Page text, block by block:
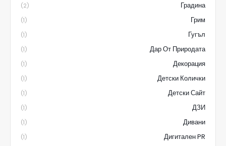
Градина
(2)
Грим
(1)
Гугъл
(1)
Дар От Природата
(1)
Декорация
(1)
Детски Колички
(1)
Детски Сайт
(1)
ДЗИ
(1)
Дивани
(1)
Дигитален PR
(1)